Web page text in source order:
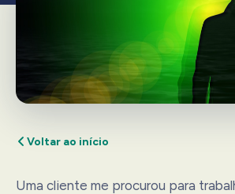
Voltar ao início
Uma cliente me procurou para